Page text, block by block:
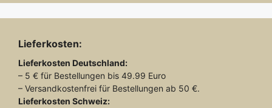
Lieferkosten:
Lieferkosten Deutschland:
– 5 € für Bestellungen bis 49.99 Euro
– Versandkostenfrei für Bestellungen ab 50 €.
Lieferkosten Schweiz: